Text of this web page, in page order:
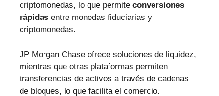
criptomonedas, lo que permite conversiones
rápidas entre monedas fiduciarias y
criptomonedas.
JP Morgan Chase ofrece soluciones de liquidez,
mientras que otras plataformas permiten
transferencias de activos a través de cadenas
de bloques, lo que facilita el comercio.